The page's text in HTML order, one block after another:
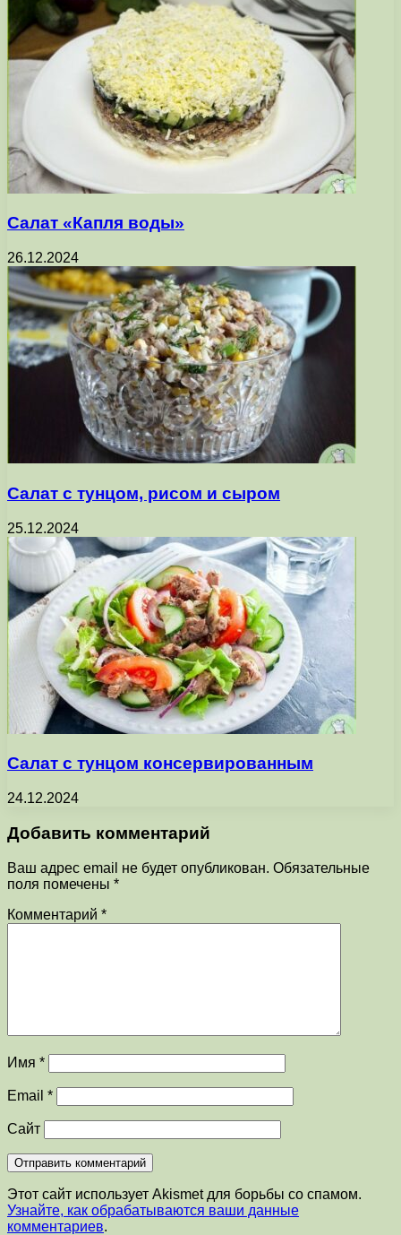
Салат «Капля воды»
26.12.2024
Салат с тунцом, рисом и сыром
25.12.2024
Салат с тунцом консервированным
24.12.2024
Добавить комментарий
Ваш адрес email не будет опубликован. Обязательные
поля помечены *
Комментарий *
Имя *
Email *
Сайт
Этот сайт использует Akismet для борьбы со спамом.
Узнайте, как обрабатываются ваши данные
комментариев.